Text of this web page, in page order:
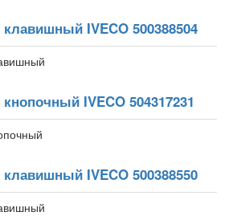
IVECO 500388504
IVECO 504317231
IVECO 500388550